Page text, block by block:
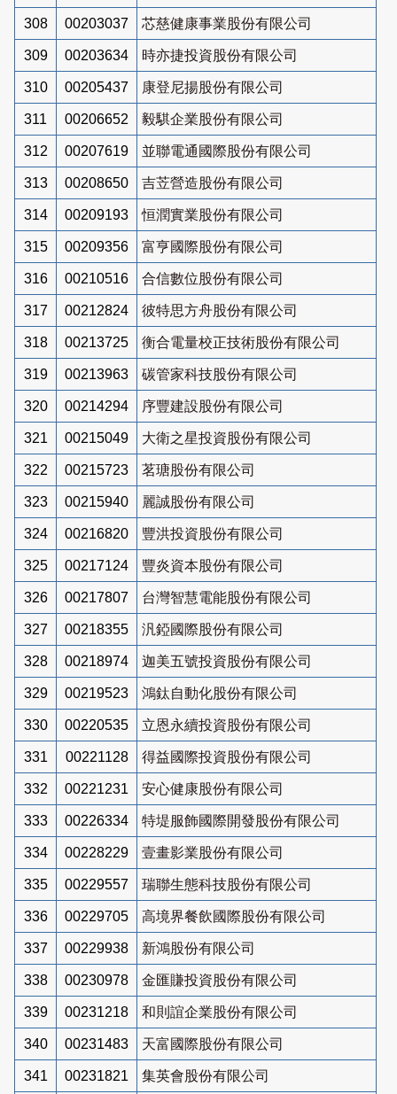
308 00203037 芯慈健康事業股份有限公司
309 00203634 時亦捷投資股份有限公司
310 00205437 康登尼揚股份有限公司
311 00206652 毅騏企業股份有限公司
312 00207619 並聯電通國際股份有限公司
313 00208650 吉苙營造股份有限公司
314 00209193 恒潤實業股份有限公司
315 00209356 富亨國際股份有限公司
316 00210516 合信數位股份有限公司
317 00212824 彼特思方舟股份有限公司
318 00213725 衡合電量校正技術股份有限公司
319 00213963 碳管家科技股份有限公司
320 00214294 序豐建設股份有限公司
321 00215049 大衛之星投資股份有限公司
322 00215723 茗瑭股份有限公司
323 00215940 麗誠股份有限公司
324 00216820 豐洪投資股份有限公司
325 00217124 豐炎資本股份有限公司
326 00217807 台灣智慧電能股份有限公司
327 00218355 汎錏國際股份有限公司
328 00218974 迦美五號投資股份有限公司
329 00219523 鴻鈦自動化股份有限公司
330 00220535 立恩永續投資股份有限公司
331 00221128 得益國際投資股份有限公司
332 00221231 安心健康股份有限公司
333 00226334 特堤服飾國際開發股份有限公司
334 00228229 壹畫影業股份有限公司
335 00229557 瑞聯生態科技股份有限公司
336 00229705 高境界餐飲國際股份有限公司
337 00229938 新鴻股份有限公司
338 00230978 金匯賺投資股份有限公司
339 00231218 和則誼企業股份有限公司
340 00231483 天富國際股份有限公司
341 00231821 集英會股份有限公司